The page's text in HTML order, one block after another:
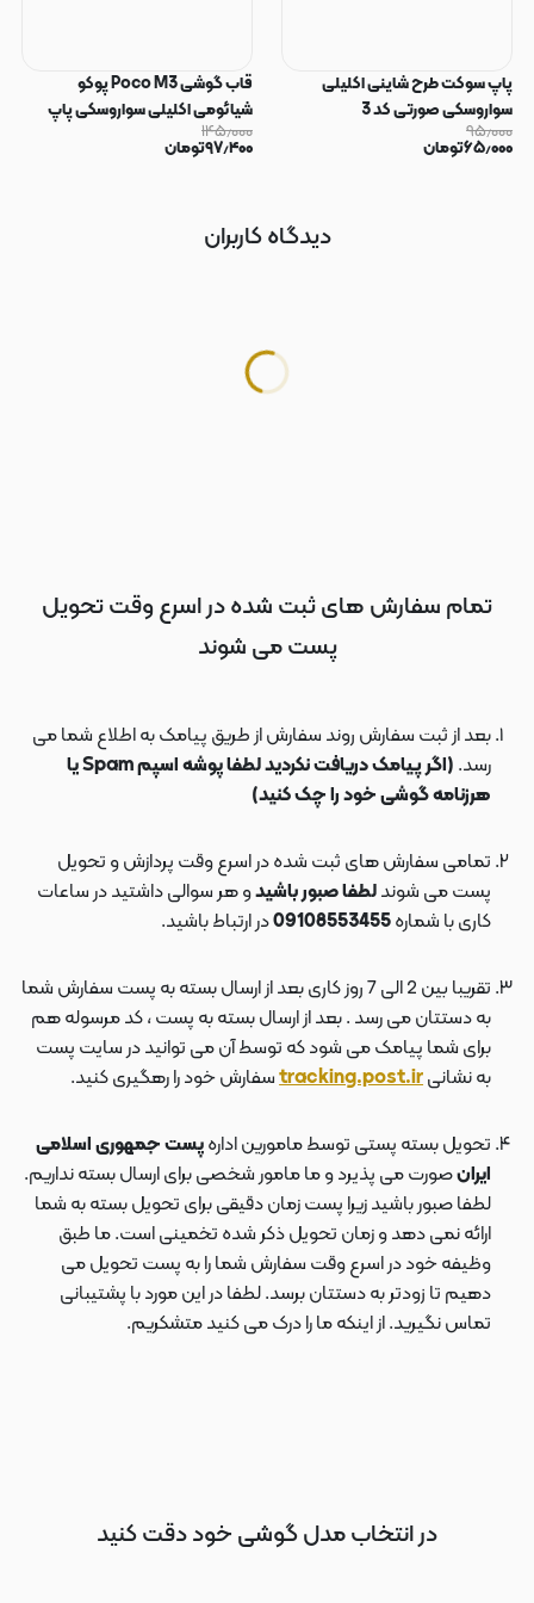
پاپ سوکت طرح شاینی اکلیلی
سواروسکی صورتی کد 3
۹۵٫۰۰۰
۶۵٫۰۰۰تومان
قاب گوشی Poco M3 پوکو
شیائومی اکلیلی سواروسکی پاپ
سوکت دار محافظ لنز دار صورتی کد
۱۴۵٫۰۰۰
۹۷٫۴۰۰تومان
دیدگاه کاربران
تمام سفارش های ثبت شده در اسرع وقت تحویل
پست می شوند
بعد از ثبت سفارش روند سفارش از طریق پیامک به اطلاع شما می
رسد.
(اگر پیامک دریافت نکردید لطفا پوشه اسپم Spam یا
هرزنامه گوشی خود را چک کنید)
تمامی سفارش های ثبت شده در اسرع وقت پردازش و تحویل
پست می شوندلطفا صبور باشیدو هر سوالی داشتید در ساعات
کاری با شماره
در ارتباط باشید.
تقریبا بین 2 الی 7 روز کاری بعد از ارسال بسته به پست سفارش شما
به دستتان می رسد . بعد از ارسال بسته به پست ، کد مرسوله هم
برای شما پیامک می شود که توسط آن می توانید در سایت پست
به نشانیtracking.post.irسفارش خود را رهگیری کنید.
تحویل بسته پستی توسط مامورین ادارهپست جمهوری اسلامی
ایرانصورت می پذیرد و ما مامور شخصی برای ارسال بسته نداریم.
لطفا صبور باشید زیرا پست زمان دقیقی برای تحویل بسته به شما
ارائه نمی دهد و زمان تحویل ذکر شده تخمینی است. ما طبق
وظیفه خود در اسرع وقت سفارش شما را به پست تحویل می
دهیم تا زودتر به دستتان برسد. لطفا در این مورد با پشتیبانی
تماس نگیرید. از اینکه ما را درک می کنید متشکریم.
در انتخاب مدل گوشی خود دقت کنید